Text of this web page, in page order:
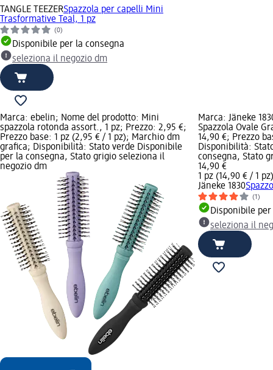
TANGLE TEEZERSpazzola per capelli Mini
Trasformative Teal, 1 pz
(0)
Disponibile per la consegna
seleziona il negozio dm
Marca: ebelin; Nome del prodotto: Mini
spazzola rotonda assort., 1 pz; Prezzo: 2,95 €;
Prezzo base: 1 pz (2,95 € / 1 pz); Marchio dm
grafica; Disponibilità: Stato verde Disponibile
per la consegna, Stato grigio seleziona il
negozio dm
Marca: Jäneke
Spazzola Ovale
14,90 €; Prezzo
Disponibilità:
consegna, Stato
14,90 €
1 pz (14,90 € / 1 pz)
Jäneke 1830
(1)
Disponibile
seleziona il